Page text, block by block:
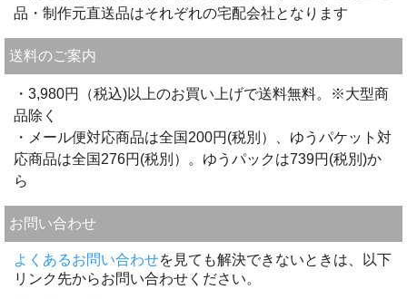
品・制作元直送品はそれぞれの宅配会社となります
送料のご案内
・3,980円（税込)以上のお買い上げで送料無料。※大型商
品除く
・メール便対応商品は全国200円(税別）、ゆうパケット対
応商品は全国276円(税別）。ゆうパックは739円(税別)か
ら
お問い合わせ
よくあるお問い合わせを見ても解決できないときは、以下
リンク先からお問い合わせください。